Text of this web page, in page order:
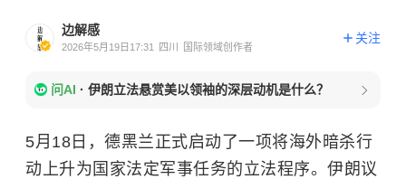
边解感
2026年5月19日17:31 四川 国际领域创作者
关注
问AI · 伊朗立法悬赏美以领袖的深层动机是什么？
5月18日，德黑兰正式启动了一项将海外暗杀行
动上升为国家法定军事任务的立法程序。伊朗议